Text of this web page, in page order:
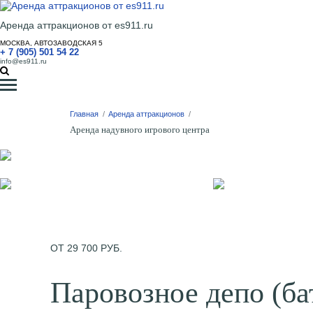
Аренда аттракционов от es911.ru
МОСКВА, АВТОЗАВОДСКАЯ 5
+ 7 (905) 501 54 22
info@es911.ru
Главная / Аренда аттракционов /
Аренда надувного игрового центра
ОТ 29 700 РУБ.
Паровозное депо